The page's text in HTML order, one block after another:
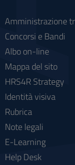
Amministrazione
Concorsi e Bandi
Albo on-line
Mappa del sito
HRS4R Strategy
Identità visiva
Rubrica
Note legali
E-Learning
Help Desk